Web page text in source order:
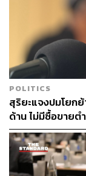
POLITICS
สุริยะแจงปมโยก
ด้าน ไม่มีซื้อขายต